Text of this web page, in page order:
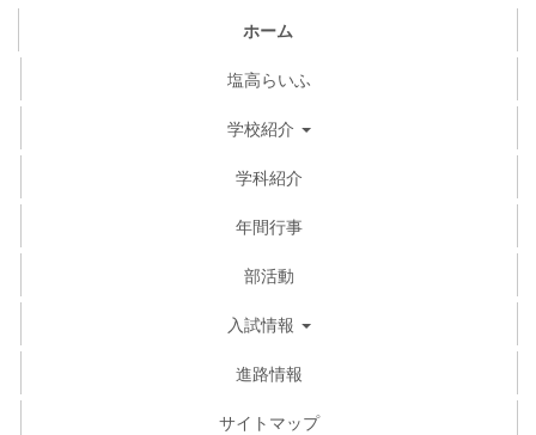
ホーム
塩高らいふ
学校紹介
学科紹介
年間行事
部活動
入試情報
進路情報
サイトマップ